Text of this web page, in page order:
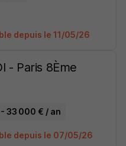
depuis le 11/05/26
- Paris 8Ème
33 000 € / an
depuis le 07/05/26